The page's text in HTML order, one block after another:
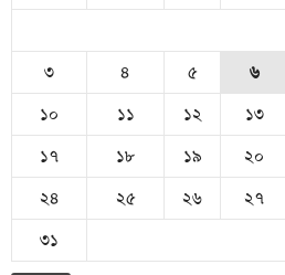
৩
৪ ৫ ৬
১০
১১ ১২ ১৩
১৭
১৮ ১৯ ২০
২৪
২৫ ২৬ ২৭
৩১